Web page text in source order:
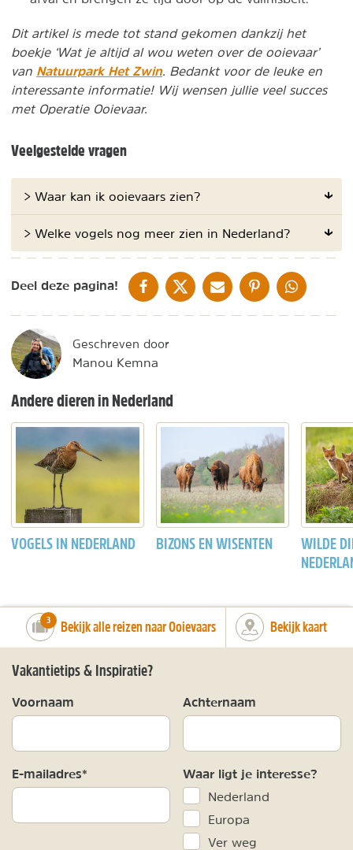
Dit artikel is mede tot stand gekomen dankzij het
boekje ‘Wat je altijd al wou weten over de ooievaar’
van Natuurpark Het Zwin. Bedankt voor de leuke en
interessante informatie! Wij wensen jullie veel succes
met Operatie Ooievaar.
Veelgestelde vragen
> Waar kan ik ooievaars zien?
> Welke vogels nog meer zien in Nederland?
Deel deze pagina! DELEN OP FACEBOOK
DELEN OP XDELEN VIA DE MAIL
DELEN OP PINTEREST
DELEN OP
Geschreven door
Manou Kemna
Andere dieren in Nederland
VOGELS IN NEDERLAND BIZONS EN WISENTEN
WILDE
number_of_trips:
3 Bekijk alle reizen naar Ooievaars Bekijk kaart
Vakantietips & Inspiratie?
Voornaam Achternaam
E-mailadres* Waar ligt je interesse?
Nederland
Europa
Ver weg